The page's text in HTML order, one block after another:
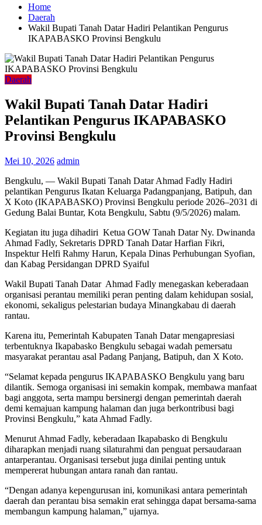
Home
Daerah
Wakil Bupati Tanah Datar Hadiri Pelantikan Pengurus
IKAPABASKO Provinsi Bengkulu
Daerah
Wakil Bupati Tanah Datar Hadiri
Pelantikan Pengurus IKAPABASKO
Provinsi Bengkulu
Mei 10, 2026 admin
Bengkulu, — Wakil Bupati Tanah Datar Ahmad Fadly Hadiri
pelantikan Pengurus Ikatan Keluarga Padangpanjang, Batipuh, dan
X Koto (IKAPABASKO) Provinsi Bengkulu periode 2026–2031 di
Gedung Balai Buntar, Kota Bengkulu, Sabtu (9/5/2026) malam.
Kegiatan itu juga dihadiri Ketua GOW Tanah Datar Ny. Dwinanda
Ahmad Fadly, Sekretaris DPRD Tanah Datar Harfian Fikri,
Inspektur Helfi Rahmy Harun, Kepala Dinas Perhubungan Syofian,
dan Kabag Persidangan DPRD Syaiful
Wakil Bupati Tanah Datar Ahmad Fadly menegaskan keberadaan
organisasi perantau memiliki peran penting dalam kehidupan sosial,
ekonomi, sekaligus pelestarian budaya Minangkabau di daerah
rantau.
Karena itu, Pemerintah Kabupaten Tanah Datar mengapresiasi
terbentuknya Ikapabasko Bengkulu sebagai wadah pemersatu
masyarakat perantau asal Padang Panjang, Batipuh, dan X Koto.
“Selamat kepada pengurus IKAPABASKO Bengkulu yang baru
dilantik. Semoga organisasi ini semakin kompak, membawa manfaat
bagi anggota, serta mampu bersinergi dengan pemerintah daerah
demi kemajuan kampung halaman dan juga berkontribusi bagi
Provinsi Bengkulu,” kata Ahmad Fadly.
Menurut Ahmad Fadly, keberadaan Ikapabasko di Bengkulu
diharapkan menjadi ruang silaturahmi dan penguat persaudaraan
antarperantau. Organisasi tersebut juga dinilai penting untuk
mempererat hubungan antara ranah dan rantau.
“Dengan adanya kepengurusan ini, komunikasi antara pemerintah
daerah dan perantau bisa semakin erat sehingga dapat bersama-sama
membangun kampung halaman,” ujarnya.